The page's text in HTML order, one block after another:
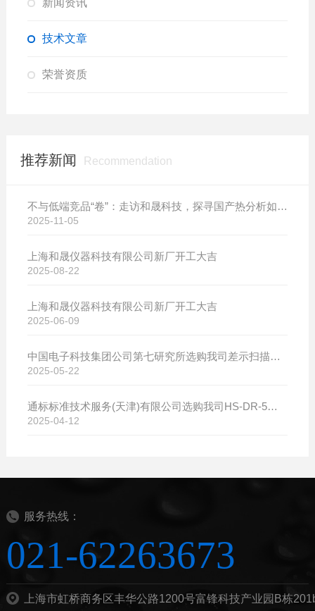
新闻资讯
技术文章
荣誉资质
推荐新闻 Recommendation
不与低端竞品“卷”：走访和晟科技，探寻国产热分析如何行稳致远
2025-11-05
上海和晟仪器科技有限公司新厂开工大吉
2025-08-22
上海和晟仪器科技有限公司新厂开工大吉
2025-06-09
中国电子科技集团公司第七研究所选购我司差示扫描量热仪
2025-05-22
通标标准技术服务(天津)有限公司选购我司HS-DR-5导热系数测试仪
2025-04-12
服务热线：
021-62263673
上海市虹桥商务区丰华公路1200号富锋科技产业园B栋